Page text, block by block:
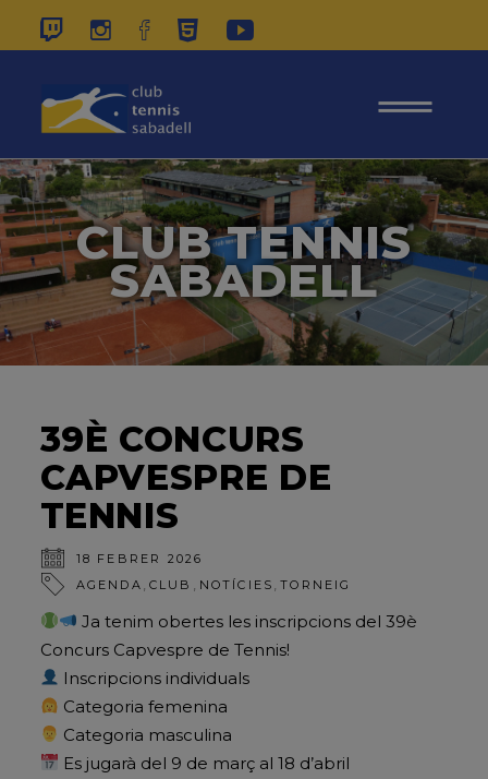
CLUB TENNIS
SABADELL
39È CONCURS
CAPVESPRE DE
TENNIS
18 FEBRER 2026
AGENDA CLUB NOTÍCIES ,TORNEIG
Ja tenim obertes les inscripcions del 39è
Concurs Capvespre de Tennis!
Inscripcions individuals
Categoria femenina
Categoria masculina
Es jugarà del 9 de març al 18 d’abril